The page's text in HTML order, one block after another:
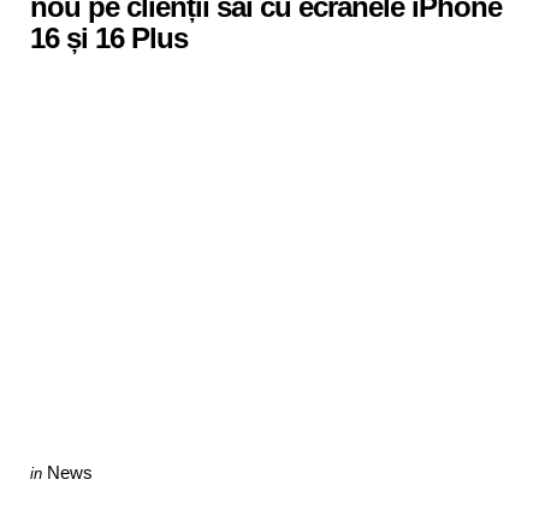
nou pe clienții săi cu ecranele iPhone
16 și 16 Plus
Categories
Posted
in News